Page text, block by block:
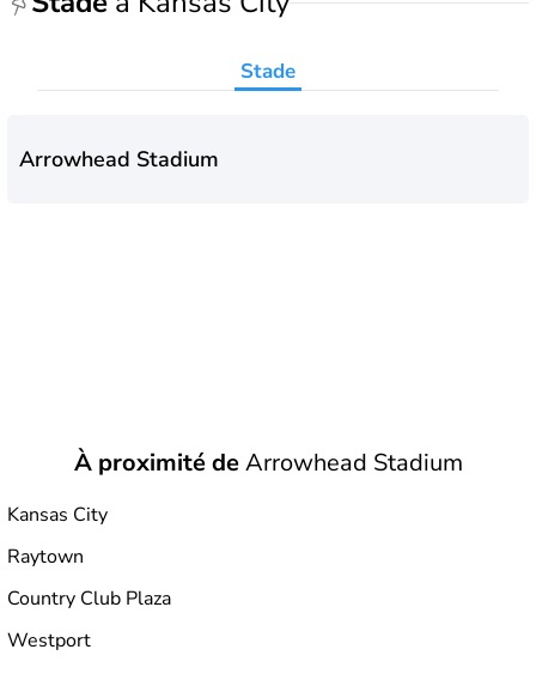
Stade
Arrowhead Stadium
À proximité deArrowhead Stadium
Kansas City
Raytown
Country Club Plaza
Westport